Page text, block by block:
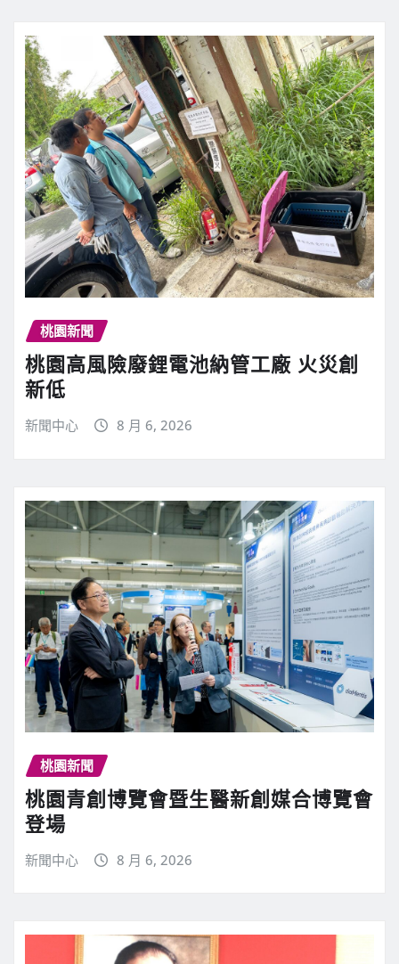
桃園新聞
桃園高風險廢鋰電池納管工廠 火災創
新低
新聞中心 8 月 6, 2026
桃園新聞
桃園青創博覽會暨生醫新創媒合博覽會
登場
新聞中心 8 月 6, 2026